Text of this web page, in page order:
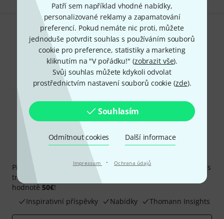
Patří sem například vhodné nabídky,
personalizované reklamy a zapamatování
preferencí. Pokud nemáte nic proti, můžete
jednoduše potvrdit souhlas s používáním souborů
cookie pro preference, statistiky a marketing
kliknutím na "V pořádku!" (zobrazit vše).
Svůj souhlas můžete kdykoli odvolat
prostřednictvím nastavení souborů cookie (zde).
Souhlasím
Odmítnout cookies Další informace
Impressum · Ochrana údajů
Líbí se Vám, co vidíte?
Sdílet Nápověda a zpětná vazba
Thomann newsletter
Přihlaste se k odběru Thomann newsletteru v angličtině a s
trochou štěstí vyhrajte jeden z
hodnotě 50€!
Inspirativní příspěvky
Nabídky Thomann Insights